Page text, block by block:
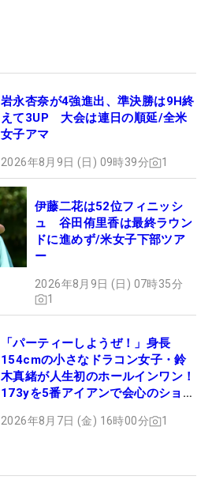
岩永杏奈が4強進出、準決勝は9H終
えて3UP 大会は連日の順延/全米
女子アマ
2026年8月9日 (日) 09時39分 1
伊藤二花は52位フィニッシ
ュ 谷田侑里香は最終ラウン
ドに進めず/米女子下部ツア
ー
2026年8月9日 (日) 07時35分
1
「パーティーしようぜ！」身長
154cmの小さなドラコン女子・鈴
木真緒が人生初のホールインワン！
173yを5番アイアンで会心のショッ
2026年8月7日 (金) 16時00分 1